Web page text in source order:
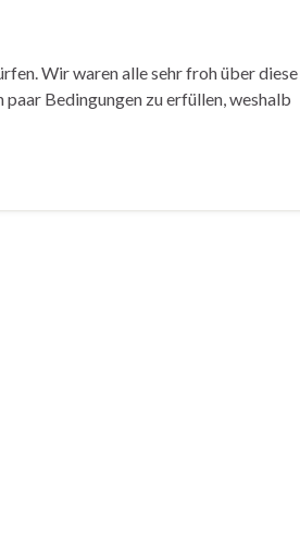
Wir waren alle sehr froh über diese
Bedingungen zu erfüllen, weshalb